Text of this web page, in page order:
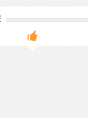
далеки. Впрочем,
к 2030 году
году – до 81
в NPJ
науки и
наук